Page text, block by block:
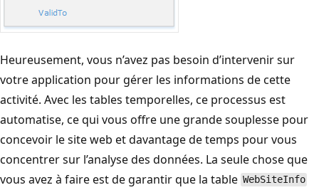
Heureusement, vous n’avez pas besoin d’intervenir sur
votre application pour gérer les informations de cette
activité. Avec les tables temporelles, ce processus est
automatise, ce qui vous offre une grande souplesse pour
concevoir le site web et davantage de temps pour vous
concentrer sur l’analyse des données. La seule chose que
vous avez à faire est de garantir que la table WebSiteInfo